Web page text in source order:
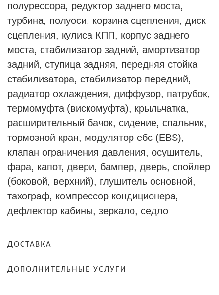
полурессора, редуктор заднего моста,
турбина, полуоси, корзина сцепления, диск
сцепления, кулиса КПП, корпус заднего
моста, стабилизатор задний, амортизатор
задний, ступица задняя, передняя стойка
стабилизатора, стабилизатор передний,
радиатор охлаждения, диффузор, патрубок,
термомуфта (вискомуфта), крыльчатка,
расширительный бачок, сидение, спальник,
тормозной кран, модулятор ебс (EBS),
клапан ограничения давления, осушитель,
фара, капот, двери, бампер, дверь, спойлер
(боковой, верхний), глушитель основной,
тахограф, компрессор кондиционера,
дефлектор кабины, зеркало, седло
ДОСТАВКА
ДОПОЛНИТЕЛЬНЫЕ УСЛУГИ